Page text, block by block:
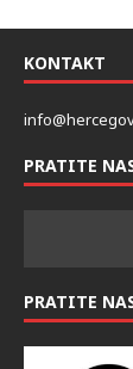
KONTAKT